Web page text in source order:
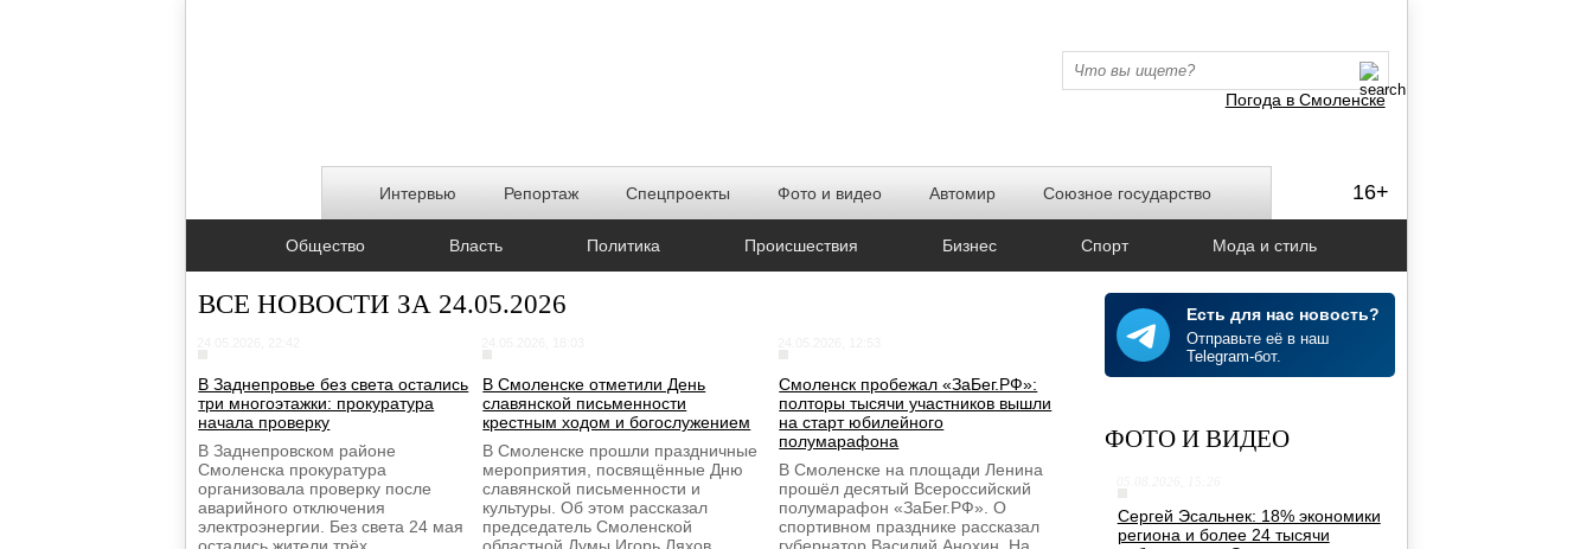
Погода в Смоленске
16+
Интервью Репортаж Спецпроекты Фото и видео Автомир Союзное государство
Общество Власть Политика Происшествия Бизнес Спорт Мода и стиль
ВСЕ НОВОСТИ ЗА 24.05.2026
В Заднепровье без света остались
три многоэтажки: прокуратура
начала проверку
В Заднепровском районе
Смоленска прокуратура
организовала проверку после
аварийного отключения
электроэнергии. Без света 24 мая
В Смоленске отметили День
славянской письменности
крестным ходом и богослужением
В Смоленске прошли праздничные
мероприятия, посвящённые Дню
славянской письменности и
культуры. Об этом рассказал
председатель Смоленской
Смоленск пробежал «ЗаБег.РФ»:
полторы тысячи участников вышли
на старт юбилейного
полумарафона
В Смоленске на площади Ленина
прошёл десятый Всероссийский
полумарафон «ЗаБег.РФ». О
спортивном празднике рассказал
Есть для нас новость?
Отправьте её в наш
Telegram-бот.
ФОТО И ВИДЕО
Сергей Эсальнек: 18% экономики
региона и более 24 тысячи